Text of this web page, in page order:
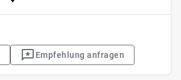
Empfehlung anfragen